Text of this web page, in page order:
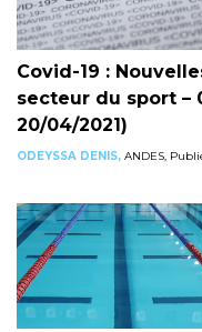
Covid-19 :
secteur du sport –
20/04/2021)
ODEYSSA DENIS, ANDES,